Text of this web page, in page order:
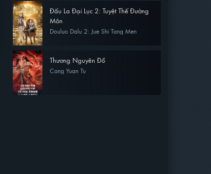
Đấu La Đại Lục 2: Tuyệt Thế Đường
Môn
Douluo Dalu 2: Jue Shi Tang Men
Thương Nguyên Đồ
Cang Yuan Tu